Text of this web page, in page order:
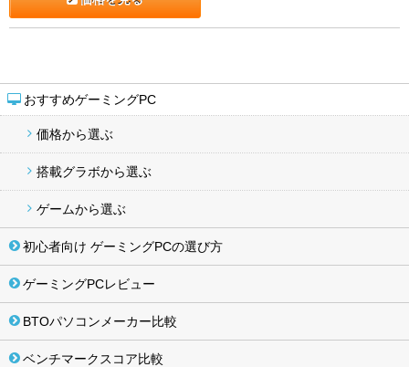
おすすめゲーミングPC
価格から選ぶ
搭載グラボから選ぶ
ゲームから選ぶ
初心者向け ゲーミングPCの選び方
ゲーミングPCレビュー
BTOパソコンメーカー比較
ベンチマークスコア比較